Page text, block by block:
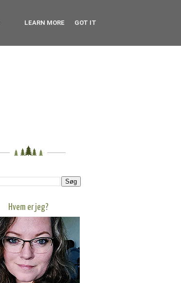
Hvem er jeg?
LEARN MORE GOT IT